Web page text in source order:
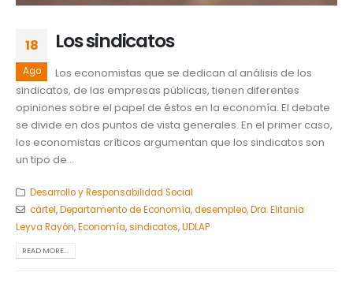
18
Ago
Los sindicatos
Los economistas que se dedican al análisis de los
sindicatos, de las empresas públicas, tienen diferentes
opiniones sobre el papel de éstos en la economía. El debate
se divide en dos puntos de vista generales. En el primer caso,
los economistas críticos argumentan que los sindicatos son
un tipo de...
Desarrollo y Responsabilidad Social
cártel,Departamento de Economía,desempleo,Dra. Elitania
Leyva Rayón,Economía,sindicatos,UDLAP
READ MORE...